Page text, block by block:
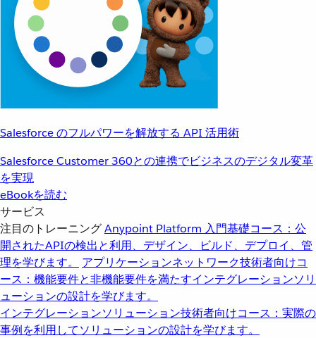
Salesforce のフルパワーを解放する API 活用術
Salesforce Customer 360との連携でビジネスのデジタル変革
を実現
eBookを読む
サービス
注目のトレーニングAnypoint Platform 入門基礎コース：公
開されたAPIの検出と利用、デザイン、ビルド、デプロイ、管
理を学びます。
アプリケーションネットワーク技術者向けコ
ース：機能要件と非機能要件を満たすインテグレーションソリ
ューションの設計を学びます。
インテグレーションソリューション技術者向けコース：実際の
事例を利用してソリューションの設計を学びます。